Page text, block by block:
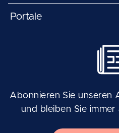
Portale
Abonnieren Sie unseren
und bleiben Sie